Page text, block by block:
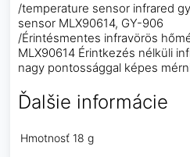
/temperature sensor infrared
sensor MLX90614, GY-906
/Érintésmentes infravörös
MLX90614 Érintkezés nélküli
nagy pontossággal képes
Ďalšie informácie
Hmotnosť 18 g